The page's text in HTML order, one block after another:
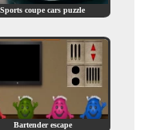
Sports coupe cars puzzle
Bartender escape